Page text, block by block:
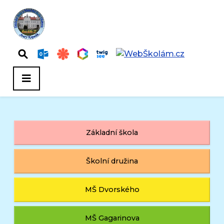
Základní škola
Školní družina
MŠ Dvorského
MŠ Gagarinova